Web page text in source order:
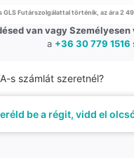
GLS Futárszolgálattal történik, az ára 2
van vagy Személyesen
a +36 30 779 1516
s számlát szeretnél?
be a régit, vidd el